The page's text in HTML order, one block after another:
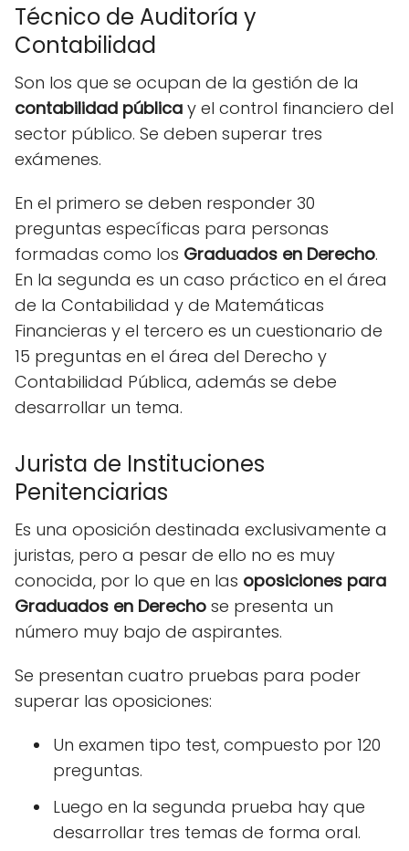
Técnico de Auditoría y
Contabilidad
Son los que se ocupan de la gestión de la
contabilidad pública y el control financiero del
sector público. Se deben superar tres
exámenes.
En el primero se deben responder 30
preguntas específicas para personas
formadas como los Graduados en Derecho.
En la segunda es un caso práctico en el área
de la Contabilidad y de Matemáticas
Financieras y el tercero es un cuestionario de
15 preguntas en el área del Derecho y
Contabilidad Pública, además se debe
desarrollar un tema.
Jurista de Instituciones
Penitenciarias
Es una oposición destinada exclusivamente a
juristas, pero a pesar de ello no es muy
conocida, por lo que en las oposiciones para
Graduados en Derecho se presenta un
número muy bajo de aspirantes.
Se presentan cuatro pruebas para poder
superar las oposiciones:
Un examen tipo test, compuesto por 120
preguntas.
Luego en la segunda prueba hay que
desarrollar tres temas de forma oral.